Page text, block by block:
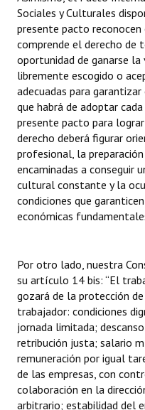
Sociales y Culturales
presente pacto
comprende el derecho de
oportunidad de ganarse
libremente escogido o
adecuadas para
que habrá de adoptar
presente pacto para
derecho deberá figurar
profesional, la
encaminadas a conseguir
cultural constante y la
condiciones que
económicas
Por otro lado, nuestra
su artículo 14 bis: “El
gozará de la protección
trabajador: condiciones
jornada limitada;
retribución justa; salario
remuneración por igual
de las empresas, con
colaboración en la
arbitrario; estabilidad del